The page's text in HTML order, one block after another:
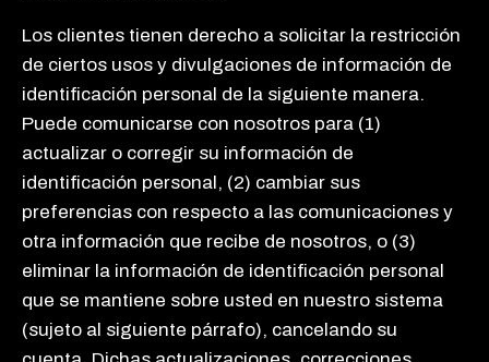
Los clientes tienen derecho a solicitar la restricción
de ciertos usos y divulgaciones de información de
identificación personal de la siguiente manera.
Puede comunicarse con nosotros para (1)
actualizar o corregir su información de
identificación personal, (2) cambiar sus
preferencias con respecto a las comunicaciones y
otra información que recibe de nosotros, o (3)
eliminar la información de identificación personal
que se mantiene sobre usted en nuestro sistema
(sujeto al siguiente párrafo), cancelando su